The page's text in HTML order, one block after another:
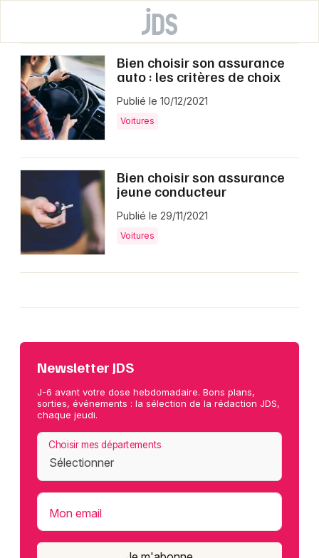
Bien choisir son assurance
auto : les critères de choix
Publié le 10/12/2021
Voitures
Bien choisir son assurance
jeune conducteur
Publié le 29/11/2021
Voitures
Newsletter JDS
J-6 avant votre dose hebdomadaire. Bons plans,
sorties, événements : la sélection de la rédaction JDS,
chaque jeudi.
Choisir mes départements
Mon email